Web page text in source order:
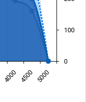
4000 4500 5000
0
100